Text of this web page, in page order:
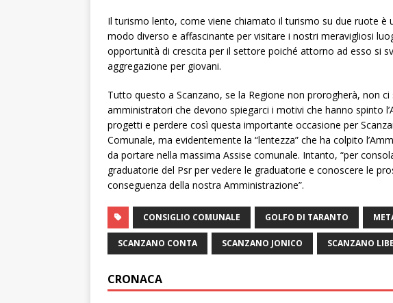
Il turismo lento, come viene chiamato il turismo su due ruote è
modo diverso e affascinante per visitare i nostri meravigliosi
opportunità di crescita per il settore poiché attorno ad esso si
aggregazione per giovani.
Tutto questo a Scanzano, se la Regione non prorogherà, non
amministratori che devono spiegarci i motivi che hanno spinto
progetti e perdere così questa importante occasione per
Comunale, ma evidentemente la “lentezza” che ha colpito
da portare nella massima Assise comunale. Intanto, “per
graduatorie del Psr per vedere le graduatorie e conoscere le
conseguenza della nostra Amministrazione”.
CONSIGLIO COMUNALE GOLFO DI TARANTO
SCANZANO CONTA SCANZANO JONICO SCANZANO
CRONACA